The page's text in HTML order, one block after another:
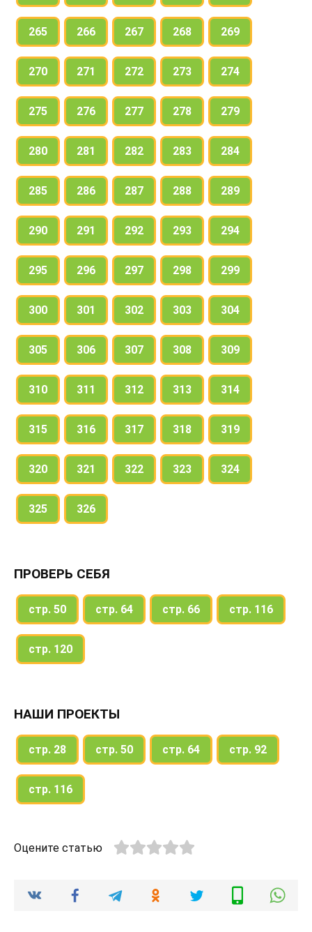
265 266 267 268 269
270 271 272 273 274
275 276 277 278 279
280 281 282 283 284
285 286 287 288 289
290 291 292 293 294
295 296 297 298 299
300 301 302 303 304
305 306 307 308 309
310 311 312 313 314
315 316 317 318 319
320 321 322 323 324
325 326
ПРОВЕРЬ СЕБЯ
стр. 50 стр. 64 стр. 66 стр. 116
стр. 120
НАШИ ПРОЕКТЫ
стр. 28 стр. 50 стр. 64 стр. 92
стр. 116
Оцените статью